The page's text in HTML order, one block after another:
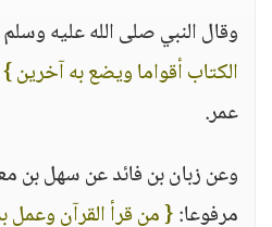
وقال النبي صلى الله عليه وسلم
الكتاب أقواما ويضع به آخرين }
عمر.
وعن زبان بن فائد عن سهل بن
مرفوعا:{ من قرأ القرآن وعمل